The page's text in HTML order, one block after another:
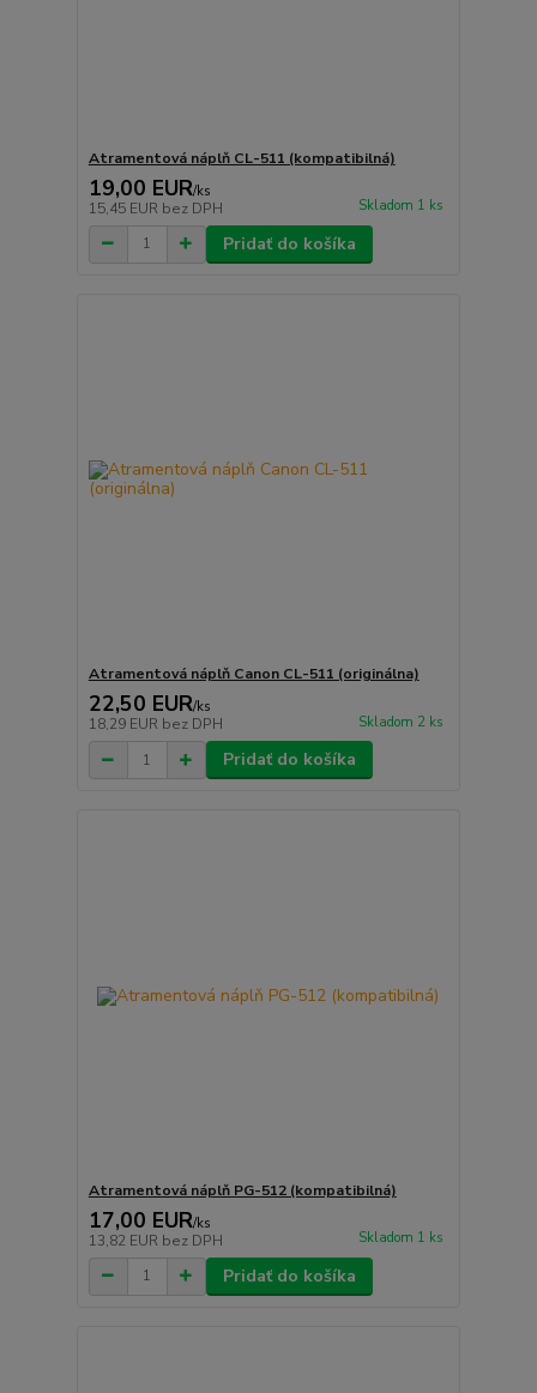
Atramentová náplň CL-511 (kompatibilná)
19,00 EUR/ks
15,45 EUR bez DPH Skladom 1 ks
Pridať do košíka
Atramentová náplň Canon CL-511 (originálna)
22,50 EUR/ks
18,29 EUR bez DPH Skladom 2 ks
Pridať do košíka
Atramentová náplň PG-512 (kompatibilná)
17,00 EUR/ks
13,82 EUR bez DPH Skladom 1 ks
Pridať do košíka